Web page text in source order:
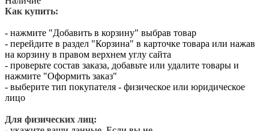
Как купить:
- нажмите "Добавить в корзину" выбрав товар
- перейдите в раздел "Корзина" в карточке товара или нажав
на корзину в правом верхнем углу сайта
- проверьте состав заказа, добавьте или удалите товары и
нажмите "Оформить заказ"
- выберите тип покупателя - физическое или юридическое
лицо
Для физических лиц: